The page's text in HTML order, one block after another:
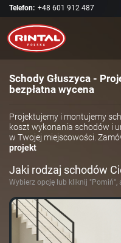
Telefon: +48 601 912 487
Schody Głuszyca -
bezpłatna wycena
Projektujemy i montujemy
koszt wykonania schodów i
w Twojej miejscowości.
projekt
Jaki rodzaj schodów
Wybierz opcję lub kliknij "Pomiń",